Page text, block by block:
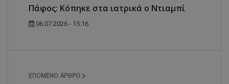
Πάφος: Κόπηκε στα ιατρικά ο Ντιαμπί
06.07.2026 - 15:16
ΕΠΌΜΕΝΟ ΆΡΘΡΟ